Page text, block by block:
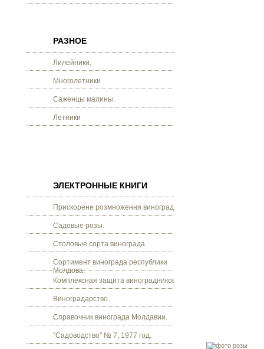
РАЗНОЕ
Лилейники.
Многолетники
Саженцы малины.
Летники
ЭЛЕКТРОННЫЕ КНИГИ
Прискорене розмноження винограду.
Садовые розы.
Столовые сорта винограда.
Сортимент винограда республики
Молдова.
Комплексная защита виноградников.
Виноградарство.
Справочник винограда Молдавии.
"Садоводство" № 7, 1977 год.